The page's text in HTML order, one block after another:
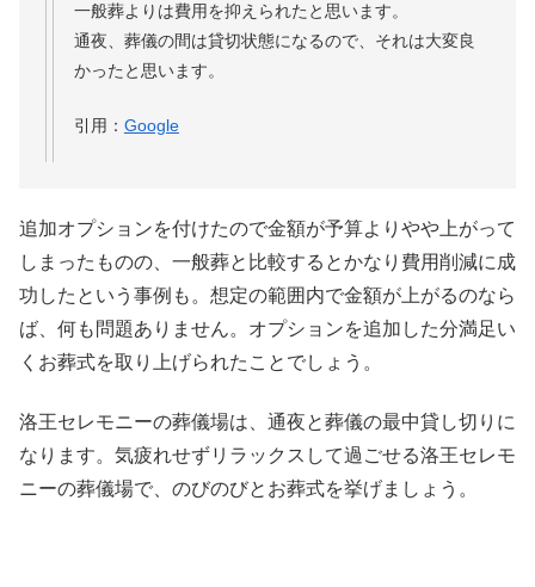
一般葬よりは費用を抑えられたと思います。
通夜、葬儀の間は貸切状態になるので、それは大変良
かったと思います。
引用： Google
追加オプションを付けたので金額が予算よりやや上がって
しまったものの、一般葬と比較するとかなり費用削減に成
功したという事例も。想定の範囲内で金額が上がるのなら
ば、何も問題ありません。オプションを追加した分満足い
くお葬式を取り上げられたことでしょう。
洛王セレモニーの葬儀場は、通夜と葬儀の最中貸し切りに
なります。気疲れせずリラックスして過ごせる洛王セレモ
ニーの葬儀場で、のびのびとお葬式を挙げましょう。